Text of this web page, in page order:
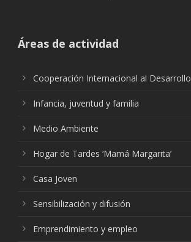
Áreas de actividad
Cooperación Internacional al Desarrollo
Infancia, juventud y familia
Medio Ambiente
Hogar de Tardes ‘Mamá Margarita’
Casa Joven
Sensibilización y difusión
Emprendimiento y empleo